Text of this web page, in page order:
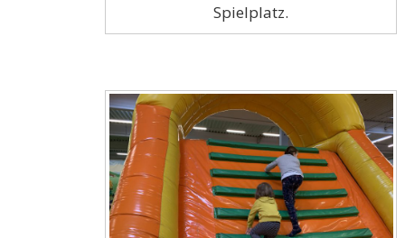
Spielplatz.